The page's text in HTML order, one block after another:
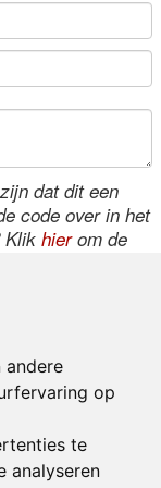
andere
op
te
analyseren
dat dit een
code over in het
Klik hierom de